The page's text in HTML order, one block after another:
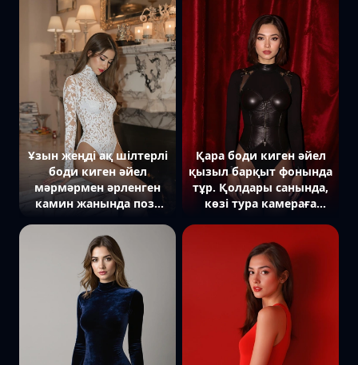
Ұзын жеңді ақ шілтерлі
боди киген әйел
мәрмәрмен әрленген
камин жанында поза
каминнің шетінде
отырып, көзі төменге
бағытталған. Артында
шамдар мен талғамды
интерьер элементтері
бар. Жарық жұмсақ,
нәзіктігіне екпін
жасалған.
Қара боди киген әйел
қызыл барқыт фонында
тұр. Қолдары санында,
көзі тура камераға
текстурасы көрінеді.
Жарық драмалық,
батыл әрі стильді
образды айқындайды.